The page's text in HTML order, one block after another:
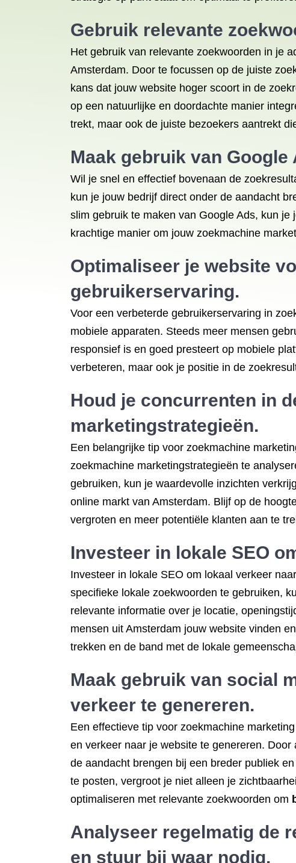
Gebruik relevante
Het gebruik van relevante zoekwoorden in je
Amsterdam. Door te focussen op de juiste
kans dat jouw website hoger scoort in de
op een natuurlijke en doordachte manier
trekt, maar ook de juiste bezoekers aantrekt
Maak gebruik van
Wil je snel en effectief bovenaan de
kun je jouw bedrijf direct onder de aandacht
slim gebruik te maken van Google Ads, kun
krachtige manier om jouw zoekmachine
Optimaliseer je website
gebruikerservaring.
Voor een verbeterde gebruikerservaring in
mobiele apparaten. Steeds meer mensen
responsief is en goed presteert op mobiele
verbeteren, maar ook je positie in de
Houd je concurrenten in
marketingstrategieën.
Een belangrijke tip voor zoekmachine
zoekmachine marketingstrategieën te
gebruiken, kun je waardevolle inzichten
online markt van Amsterdam. Blijf op de
vergroten en meer potentiële klanten aan te
Investeer in lokale SEO
Investeer in lokale SEO om lokaal verkeer
specifieke lokale zoekwoorden te gebruiken,
relevante informatie over je locatie,
mensen uit Amsterdam jouw website vinden
trekken en de band met de lokale
Maak gebruik van social
verkeer te genereren.
Een effectieve tip voor zoekmachine
en verkeer naar je website te genereren.
de aandacht brengen bij een breder publiek
te posten, vergroot je niet alleen je
optimaliseren met relevante zoekwoorden om
Analyseer regelmatig de
en stuur bij waar nodig.